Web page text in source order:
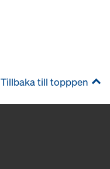
Tillbaka till topppen